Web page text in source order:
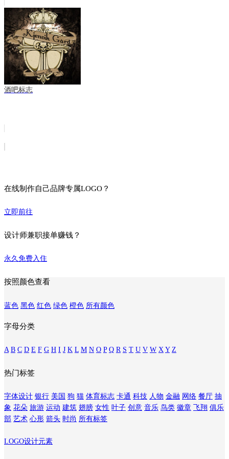
酒吧标志
在线制作自己品牌专属LOGO？
立即前往
设计师兼职接单赚钱？
永久免费入住
按照颜色查看
蓝色 黑色 红色 绿色 橙色 所有颜色
字母分类
A B C D E F G H I J K L M N O P Q R S T U V W X Y Z
热门标签
字体设计 银行 美国 狗 猫 体育标志 卡通 科技 人物 金融 网络 餐厅 抽
象 花朵 旅游 运动 建筑 翅膀 女性 叶子 创意 音乐 鸟类 徽章 飞翔 俱乐
部 艺术 心形 箭头 时尚 所有标签
LOGO设计元素